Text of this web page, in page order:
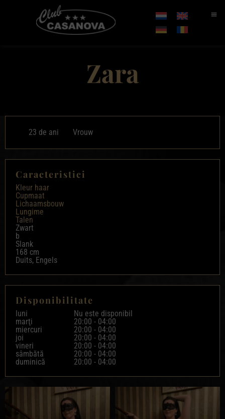
Zara
23 de ani Vrouw
Caracteristici
Kleur haar
Cupmaat
Lichaamsbouw
Lungime
Talen
Zwart
b
Slank
168 cm
Duits, Engels
Disponibilitate
luni
Nu este disponibil
marţi
20:00 - 04:00
miercuri
20:00 - 04:00
joi
20:00 - 04:00
vineri
20:00 - 04:00
sâmbătă
20:00 - 04:00
duminică
20:00 - 04:00